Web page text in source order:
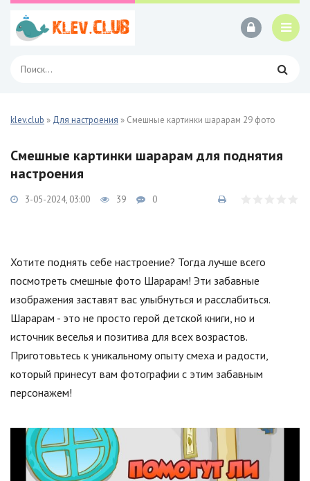
klev.club » Для настроения » Смешные картинки шарарам 29 фото
Смешные картинки шарарам для поднятия
настроения
3-05-2024, 03:00 39 0
Хотите поднять себе настроение? Тогда лучше всего
посмотреть смешные фото Шарарам! Эти забавные
изображения заставят вас улыбнуться и расслабиться.
Шарарам - это не просто герой детской книги, но и
источник веселья и позитива для всех возрастов.
Приготовьтесь к уникальному опыту смеха и радости,
который принесут вам фотографии с этим забавным
персонажем!